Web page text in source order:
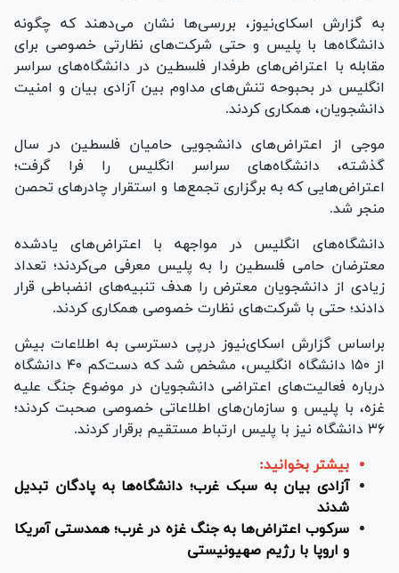
به گزارش اسکای‌نیوز، بررسی‌ها نشان می‌دهند که چگونه
دانشگاه‌ها با پلیس و حتی شرکت‌های نظارتی خصوصی برای
مقابله با اعتراض‌های طرفدار فلسطین در دانشگاه‌های سراسر
انگلیس در بحبوحه تنش‌های مداوم بین آزادی بیان و امنیت
دانشجویان، همکاری کردند.
موجی از اعتراض‌های دانشجویی حامیان فلسطین در سال
گذشته، دانشگاه‌های سراسر انگلیس را فرا گرفت؛
اعتراض‌هایی که به برگزاری تجمع‌ها و استقرار چادر‌های تحصن
منجر شد.
دانشگاه‌های انگلیس در مواجهه با اعتراض‌های یادشده
معترضان حامی فلسطین را به پلیس معرفی می‌کردند؛ تعداد
زیادی از دانشجویان معترض را هدف تنبیه‌های انضباطی قرار
دادند؛ حتی با شرکت‌های نظارت خصوصی همکاری کردند.
براساس گزارش اسکای‌نیوز درپی دسترسی به اطلاعات بیش
از ۱۵۰ دانشگاه انگلیس، مشخص شد که دست‌کم ۴۰ دانشگاه
درباره فعالیت‌های اعتراضی دانشجویان در موضوع جنگ علیه
غزه، با پلیس و سازمان‌های اطلاعاتی خصوصی صحبت کردند؛
۳۶ دانشگاه نیز با پلیس ارتباط مستقیم برقرار کردند.
بیشتر بخوانید:
آزادی بیان به سبک غرب؛ دانشگاه‌ها به پادگان تبدیل
شدند
سرکوب اعتراض‌ها به جنگ غزه در غرب؛ همدستی آمریکا
و اروپا با رژیم صهیونیستی